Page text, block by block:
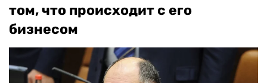
том, что происходит с его
бизнесом